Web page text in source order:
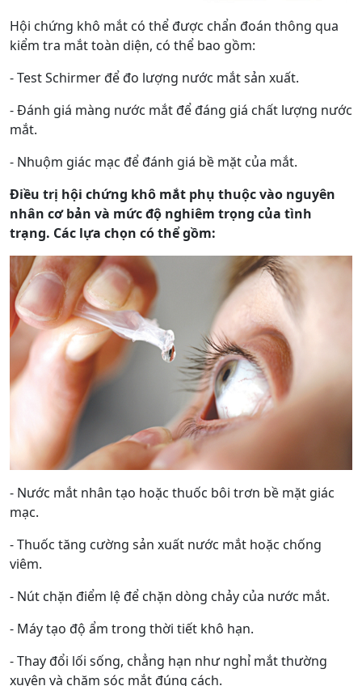
Hội chứng khô mắt có thể được chẩn đoán thông qua
kiểm tra mắt toàn diện, có thể bao gồm:
- Test Schirmer để đo lượng nước mắt sản xuất.
- Đánh giá màng nước mắt để đáng giá chất lượng nước
mắt.
- Nhuộm giác mạc để đánh giá bề mặt của mắt.
Điều trị hội chứng khô mắt phụ thuộc vào nguyên
nhân cơ bản và mức độ nghiêm trọng của tình
trạng. Các lựa chọn có thể gồm:
- Nước mắt nhân tạo hoặc thuốc bôi trơn bề mặt giác
mạc.
- Thuốc tăng cường sản xuất nước mắt hoặc chống
viêm.
- Nút chặn điểm lệ để chặn dòng chảy của nước mắt.
- Máy tạo độ ẩm trong thời tiết khô hạn.
- Thay đổi lối sống, chẳng hạn như nghỉ mắt thường
xuyên và chăm sóc mắt đúng cách.